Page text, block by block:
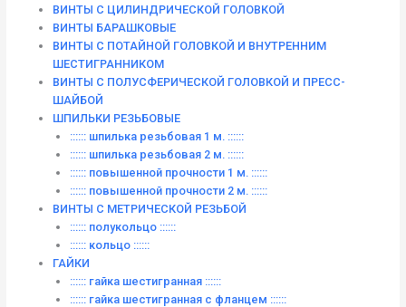
ВИНТЫ С ЦИЛИНДРИЧЕСКОЙ ГОЛОВКОЙ
ВИНТЫ БАРАШКОВЫЕ
ВИНТЫ С ПОТАЙНОЙ ГОЛОВКОЙ И ВНУТРЕННИМ
ШЕСТИГРАННИКОМ
ВИНТЫ С ПОЛУСФЕРИЧЕСКОЙ ГОЛОВКОЙ И ПРЕСС-
ШАЙБОЙ
ШПИЛЬКИ РЕЗЬБОВЫЕ
:::::: шпилька резьбовая 1 м. ::::::
:::::: шпилька резьбовая 2 м. ::::::
:::::: повышенной прочности 1 м. ::::::
:::::: повышенной прочности 2 м. ::::::
ВИНТЫ C МЕТРИЧЕСКОЙ РЕЗЬБОЙ
:::::: полукольцо ::::::
:::::: кольцо ::::::
ГАЙКИ
:::::: гайка шестигранная ::::::
:::::: гайка шестигранная с фланцем ::::::